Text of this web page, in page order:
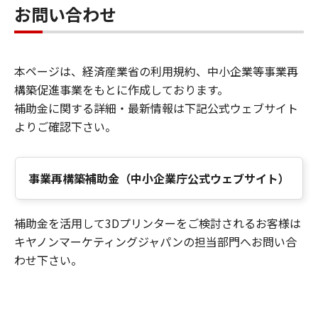
お問い合わせ
本ページは、経済産業省の利用規約、中小企業等事業再
構築促進事業をもとに作成しております。
補助金に関する詳細・最新情報は下記公式ウェブサイト
よりご確認下さい。
事業再構築補助金（中小企業庁公式ウェブサイト）
補助金を活用して3Dプリンターをご検討されるお客様は
キヤノンマーケティングジャパンの担当部門へお問い合
わせ下さい。